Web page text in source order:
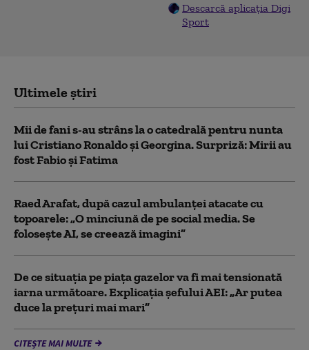
Descarcă aplicația Digi
Sport
Ultimele știri
Mii de fani s-au strâns la o catedrală pentru nunta
lui Cristiano Ronaldo şi Georgina. Surpriză: Mirii au
fost Fabio şi Fatima
Raed Arafat, după cazul ambulanței atacate cu
topoarele: „O minciună de pe social media. Se
folosește AI, se creează imagini”
De ce situaţia pe piaţa gazelor va fi mai tensionată
iarna următoare. Explicația șefului AEI: „Ar putea
duce la preţuri mai mari”
CITEȘTE MAI MULTE